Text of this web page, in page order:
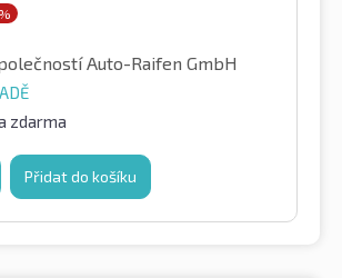
Auto-Raifen GmbH
zdarma
Přidat do košíku